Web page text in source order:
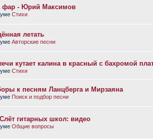
фар - Юрий Максимов
Стихи
летать
Авторские песни
кутает калина в красный с бахромой
Стихи
к песням Ланцберга и Мирзаяна
Поиск и подбор песни
гитарных школ: видео
Общие вопросы